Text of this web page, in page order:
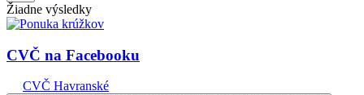
Žiadne výsledky
CVČ na Facebooku
CVČ Havranské